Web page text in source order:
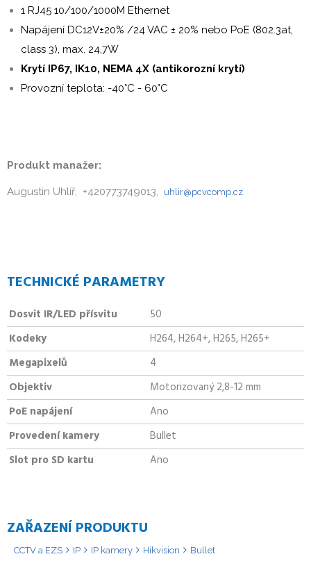
1 RJ45 10/100/1000M Ethernet
Napájení DC12V±20% /24 VAC ± 20% nebo PoE (802.3at,
class 3), max. 24,7W
Krytí IP67, IK10, NEMA 4X (antikorozní krytí)
Provozní teplota: -40°C - 60°C
Produkt manažer:
Augustin Uhlíř, +420773749013, uhlir@pcvcomp.cz
TECHNICKÉ PARAMETRY
Dosvit IR/LED přísvitu
50
Kodeky
H264, H264+, H265, H265+
Megapixelů
4
Objektiv
Motorizovaný 2,8-12 mm
PoE napájení
Ano
Provedení kamery
Bullet
Slot pro SD kartu
Ano
ZAŘAZENÍ PRODUKTU
CCTV a EZS IP IP kamery Hikvision Bullet